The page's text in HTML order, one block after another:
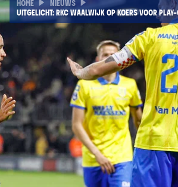
HOME
NIEUWS
UITGELICHT: RKC WAALWIJK OP KOERS VOOR PLAY-